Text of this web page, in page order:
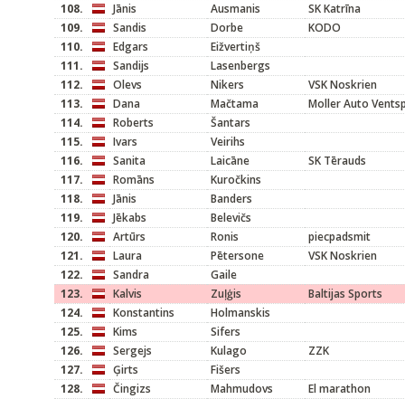
108.
Jānis Ausmanis
SK Katrīna
109.
Sandis Dorbe
KODO
110.
Edgars
Eižvertiņš
111.
Sandijs
Lasenbergs
112.
Olevs Nikers
VSK Noskrien
113.
Dana Mačtama
Moller Auto
114.
Roberts
Šantars
115.
Ivars
Veirihs
116.
Sanita Laicāne
SK Tērauds
117.
Romāns
Kuročkins
118.
Jānis
Banders
119.
Jēkabs
Belevičs
120.
Artūrs Ronis
piecpadsmit
121.
Laura Pētersone
VSK Noskrien
122.
Sandra
Gaile
123.
Kalvis Zuļģis
Baltijas Sports
124.
Konstantins
Holmanskis
125.
Kims
Sifers
126.
Sergejs Kulago
ZZK
127.
Ģirts
Fišers
128.
Čingizs Mahmudovs
El marathon